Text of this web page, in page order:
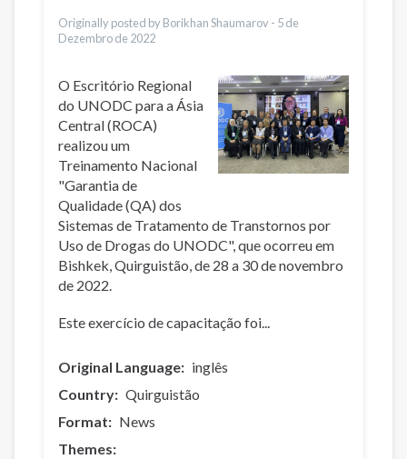
Originally posted by Borikhan Shaumarov - 5 de
Dezembro de 2022
O Escritório Regional
do UNODC para a Ásia
Central (ROCA)
realizou um
Treinamento Nacional
"Garantia de
Qualidade (QA) dos
Sistemas de Tratamento de Transtornos por
Uso de Drogas do UNODC", que ocorreu em
Bishkek, Quirguistão, de 28 a 30 de novembro
de 2022.
Este exercício de capacitação foi...
Original Language
inglês
Country
Quirguistão
Format
News
Themes